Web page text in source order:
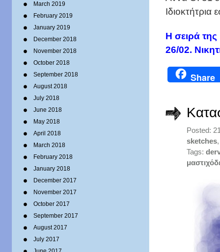
March 2019
February 2019
January 2019
December 2018
November 2018
October 2018
September 2018
August 2018
July 2018
June 2018
May 2018
April 2018
March 2018
February 2018
January 2018
December 2017
November 2017
October 2017
September 2017
August 2017
July 2017
Ιδιοκτήτρια
Η σειρά της
26/02.
Share
Posted:
sketches
Tags: